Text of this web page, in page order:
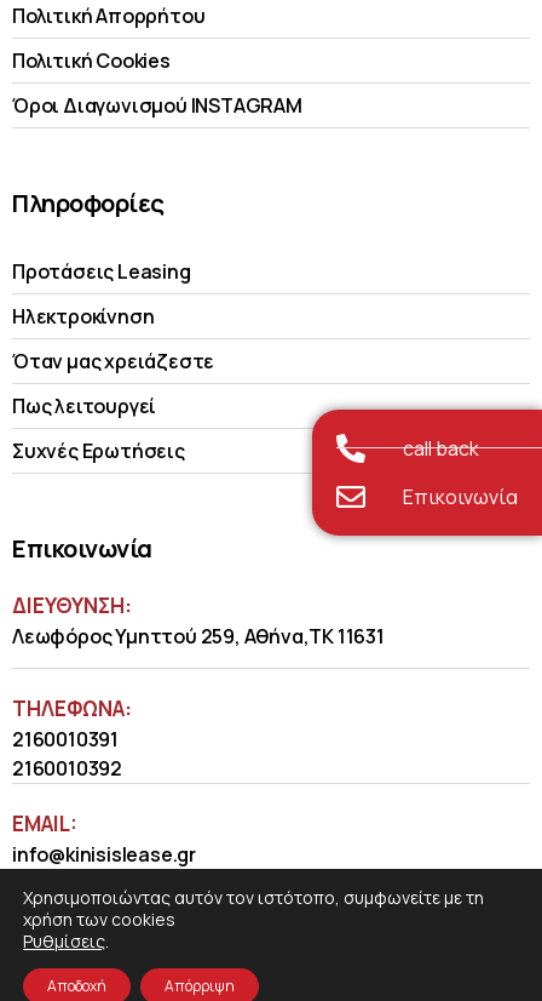
Πολιτική Απορρήτου
Πολιτική Cookies
Όροι Διαγωνισμού INSTAGRAM
Πληροφορίες
Προτάσεις Leasing
Ηλεκτροκίνηση
Όταν μας χρειάζεστε
Πως λειτουργεί
Συχνές Ερωτήσεις
Επικοινωνία
ΔΙΕΥΘΥΝΣΗ:
Λεωφόρος Υμηττού 259, Αθήνα,ΤΚ 11631
ΤΗΛΈΦΩΝΑ:
2160010391
2160010392
EMAIL:
info@kinisislease.gr
call back
Επικοινωνία
Χρησιμοποιώντας αυτόν τον ιστότοπο, συμφωνείτε με τη
χρήση των cookies
Ρυθμίσεις.
Αποδοχή Απόρριψη